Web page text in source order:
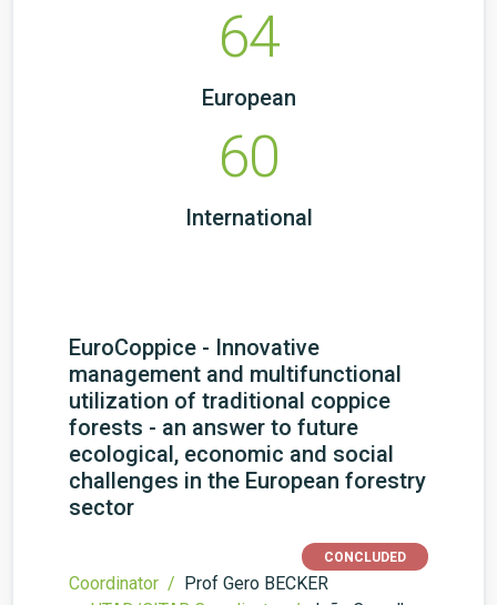
64
European
60
International
EuroCoppice - Innovative
management and multifunctional
utilization of traditional coppice
forests - an answer to future
ecological, economic and social
challenges in the European forestry
sector
CONCLUDED
Coordinator / Prof Gero BECKER